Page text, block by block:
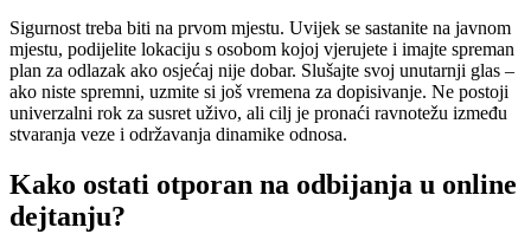
Sigurnost treba biti na prvom mjestu. Uvijek se sastanite na javnom
mjestu, podijelite lokaciju s osobom kojoj vjerujete i imajte spreman
plan za odlazak ako osjećaj nije dobar. Slušajte svoj unutarnji glas –
ako niste spremni, uzmite si još vremena za dopisivanje. Ne postoji
univerzalni rok za susret uživo, ali cilj je pronaći ravnotežu između
stvaranja veze i održavanja dinamike odnosa.
Kako ostati otporan na odbijanja u online
dejtanju?